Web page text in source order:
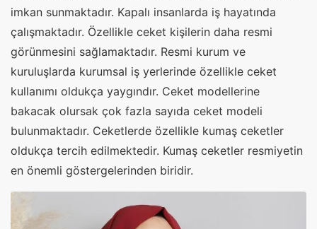
imkan sunmaktadır. Kapalı insanlarda iş hayatında
çalışmaktadır. Özellikle ceket kişilerin daha resmi
görünmesini sağlamaktadır. Resmi kurum ve
kuruluşlarda kurumsal iş yerlerinde özellikle ceket
kullanımı oldukça yaygındır. Ceket modellerine
bakacak olursak çok fazla sayıda ceket modeli
bulunmaktadır. Ceketlerde özellikle kumaş ceketler
oldukça tercih edilmektedir. Kumaş ceketler resmiyetin
en önemli göstergelerinden biridir.